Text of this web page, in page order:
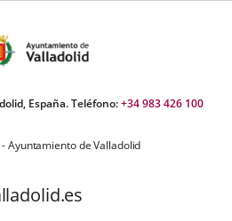
España. Teléfono:+34 983 426 100
Ayuntamiento de Valladolid